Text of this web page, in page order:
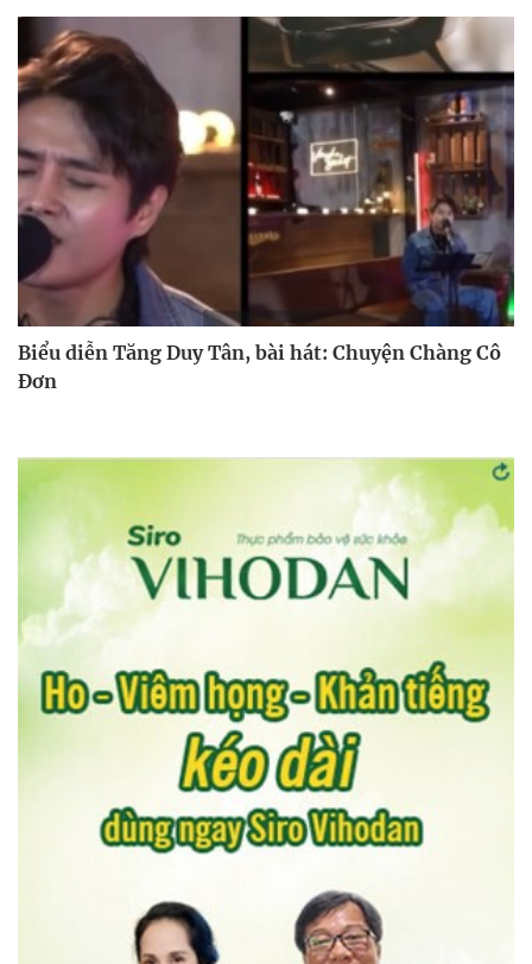
Biểu diễn Tăng Duy Tân, bài hát: Chuyện Chàng Cô
Đơn